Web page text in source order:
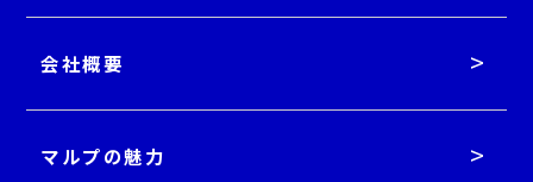
会社概要
マルプの魅力